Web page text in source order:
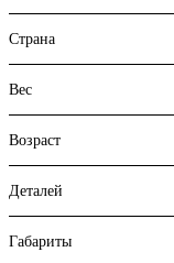
Страна
Вес
Возраст
Деталей
Габариты